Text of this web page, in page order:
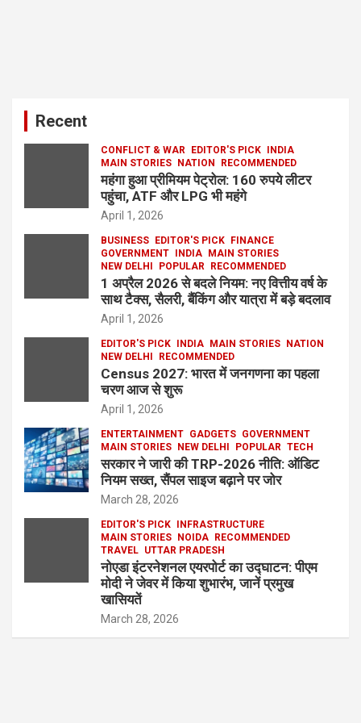
Recent
CONFLICT & WAR EDITOR'S PICK
INDIA
MAIN STORIES
NATION RECOMMENDED
महंगा हुआ प्रीमियम पेट्रोल: 160 रुपये लीटर
पहुंचा, ATF और LPG भी महंगे
April 1, 2026
BUSINESS EDITOR'S PICK
FINANCE
GOVERNMENT
INDIA
MAIN STORIES
NEW DELHI
POPULAR RECOMMENDED
1 अप्रैल 2026 से बदले नियम: नए वित्तीय वर्ष के
साथ टैक्स, सैलरी, बैंकिंग और यात्रा में बड़े बदलाव
April 1, 2026
EDITOR'S PICK INDIA MAIN STORIES
NATION
NEW DELHI
RECOMMENDED
Census 2027: भारत में जनगणना का पहला
चरण आज से शुरू
April 1, 2026
ENTERTAINMENT GADGETS GOVERNMENT
MAIN STORIES
NEW DELHI POPULAR TECH
सरकार ने जारी की TRP-2026 नीति: ऑडिट
नियम सख्त, सैंपल साइज बढ़ाने पर जोर
March 28, 2026
EDITOR'S PICK
INFRASTRUCTURE
MAIN STORIES
NOIDA
RECOMMENDED
TRAVEL UTTAR PRADESH
नोएडा इंटरनेशनल एयरपोर्ट का उद्घाटन: पीएम
मोदी ने जेवर में किया शुभारंभ, जानें प्रमुख
खासियतें
March 28, 2026